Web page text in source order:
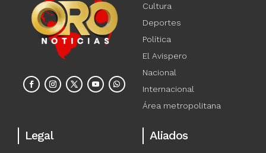
Cultura
Deportes
Política
El Avispero
Nacional
Internacional
Área metropolitana
Legal Aliados